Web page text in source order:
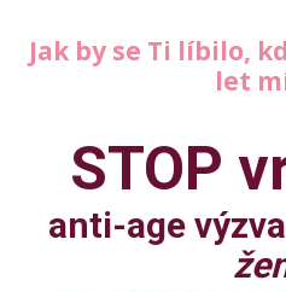
Jak by se Ti líbilo,
let
STOP
anti-age